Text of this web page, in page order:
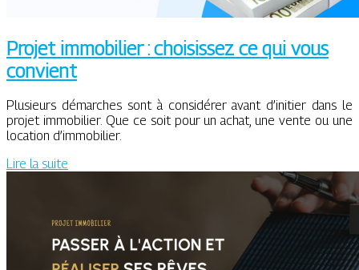
Projet immobilier : choisissez ce qui vous
convient
Plusieurs démarches sont à considérer avant d’initier dans le
projet immobilier. Que ce soit pour un achat, une vente ou une
location d’immobilier.
Lire la suite